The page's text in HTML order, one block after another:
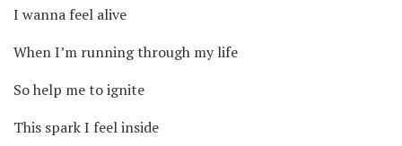
I wanna feel alive
When I’m running through my life
So help me to ignite
This spark I feel inside